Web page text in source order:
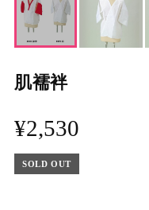
肌襦袢
¥2,530
SOLD OUT